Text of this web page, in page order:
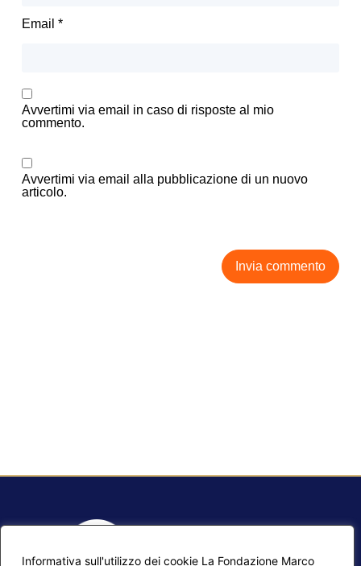
Informativa sull'utilizzo dei cookie La Fondazione Marco
Email *
Avvertimi via email in caso di risposte al mio
commento.
Avvertimi via email alla pubblicazione di un nuovo
articolo.